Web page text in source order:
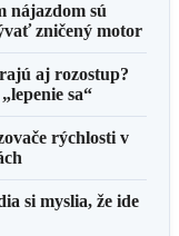
nájazdom sú
zničený motor
aj rozostup?
sa“
rýchlosti v
si myslia, že ide